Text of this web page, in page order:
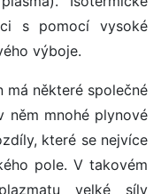
s pomocí vysoké
výboje.
má některé společné
něm mnohé plynové
které se nejvíce
pole. V takovém
velké síly